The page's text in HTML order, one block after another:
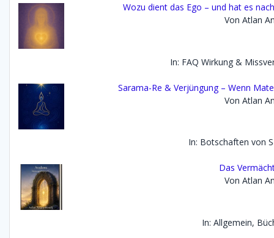
Wozu dient das Ego – und hat es
Von Atlan
In: FAQ Wirkung &
Sarama-Re & Verjüngung – Wenn
Von Atlan
In: Botschaften von
Das
Von Atlan
In: Allgemein,